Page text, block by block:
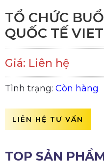
TỔ CHỨC
QUỐC TẾ
Giá: Liên hệ
Tình trạng: Còn hàng
LIÊN HỆ TƯ VẤN
TOP SẢN